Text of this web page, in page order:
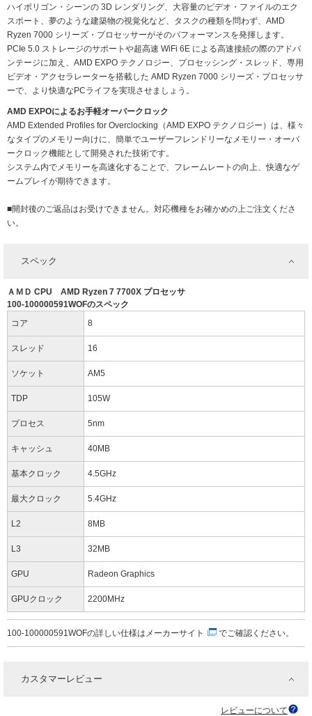
ハイポリゴン・シーンの 3D レンダリング、大容量のビデオ・ファイルのエク
スポート、夢のような建築物の視覚化など、タスクの種類を問わず、AMD
Ryzen 7000 シリーズ・プロセッサーがそのパフォーマンスを発揮します。
PCIe 5.0 ストレージのサポートや超高速 WiFi 6E による高速接続の際のアドバ
ンテージに加え、AMD EXPO テクノロジー、プロセッシング・スレッド、専用
ビデオ・アクセラレーターを搭載した AMD Ryzen 7000 シリーズ・プロセッサ
ーで、より快適なPCライフを実現させましょう。
AMD EXPOによるお手軽オーバークロック
AMD Extended Profiles for Overclocking（AMD EXPO テクノロジー）は、様々
なタイプのメモリー向けに、簡単でユーザーフレンドリーなメモリー・オーバ
ークロック機能として開発された技術です。
システム内でメモリーを高速化することで、フレームレートの向上、快適なゲ
ームプレイが期待できます。
■開封後のご返品はお受けできません。対応機種をお確かめの上ご注文くださ
い。
スペック
ＡＭＤ CPU AMD Ryzen 7 7700X プロセッサ
100-100000591WOFのスペック
コア
8
スレッド 16
ソケット AM5
TDP 105W
プロセス 5nm
キャッシュ 40MB
基本クロック 4.5GHz
最大クロック 5.4GHz
L2 8MB
L3 32MB
GPU Radeon Graphics
GPUクロック 2200MHz
100-100000591WOFの詳しい仕様は メーカーサイト でご確認ください。
カスタマーレビュー
レビューについて